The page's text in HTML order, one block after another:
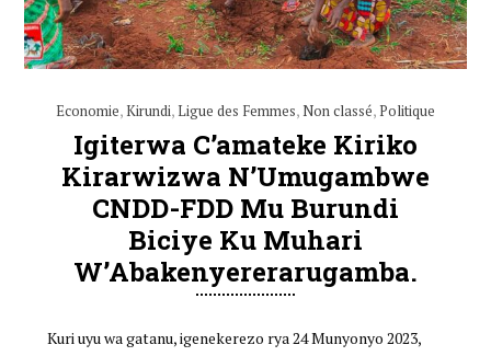
Economie,Kirundi,Ligue des Femmes,Non classé,Politique
Igiterwa C’amateke Kiriko
Kirarwizwa N’Umugambwe
CNDD-FDD Mu Burundi
Biciye Ku Muhari
W’Abakenyererarugamba.
Kuri uyu wa gatanu, igenekerezo rya 24 Munyonyo 2023,